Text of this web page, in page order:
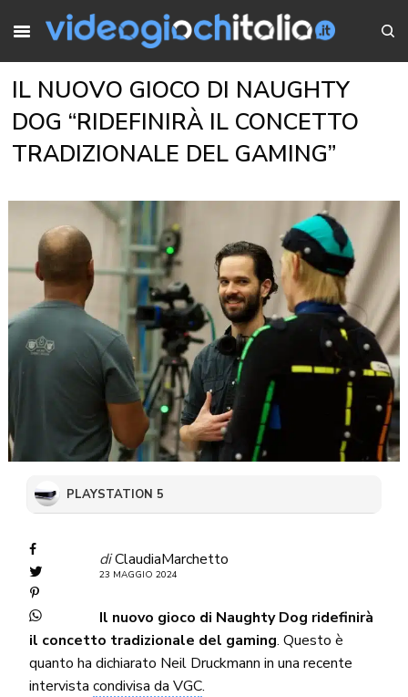
IL NUOVO GIOCO DI NAUGHTY
DOG “RIDEFINIRÀ IL CONCETTO
TRADIZIONALE DEL GAMING”
PLAYSTATION 5
diClaudiaMarchetto
23 MAGGIO 2024
Il nuovo gioco di Naughty Dog ridefinirà
il concetto tradizionale del gaming. Questo è
quanto ha dichiarato Neil Druckmann in una recente
intervista condivisa da VGC.